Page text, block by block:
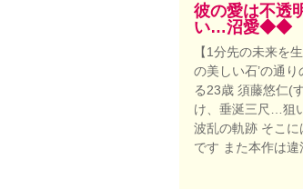
彼の愛は不透
い…沼愛◆◆
【1分先の未来を
の美しい石’の通
る23歳 須藤悠仁(
け、垂涎三尺…狙
波乱の軌跡 そこ
です また本作は